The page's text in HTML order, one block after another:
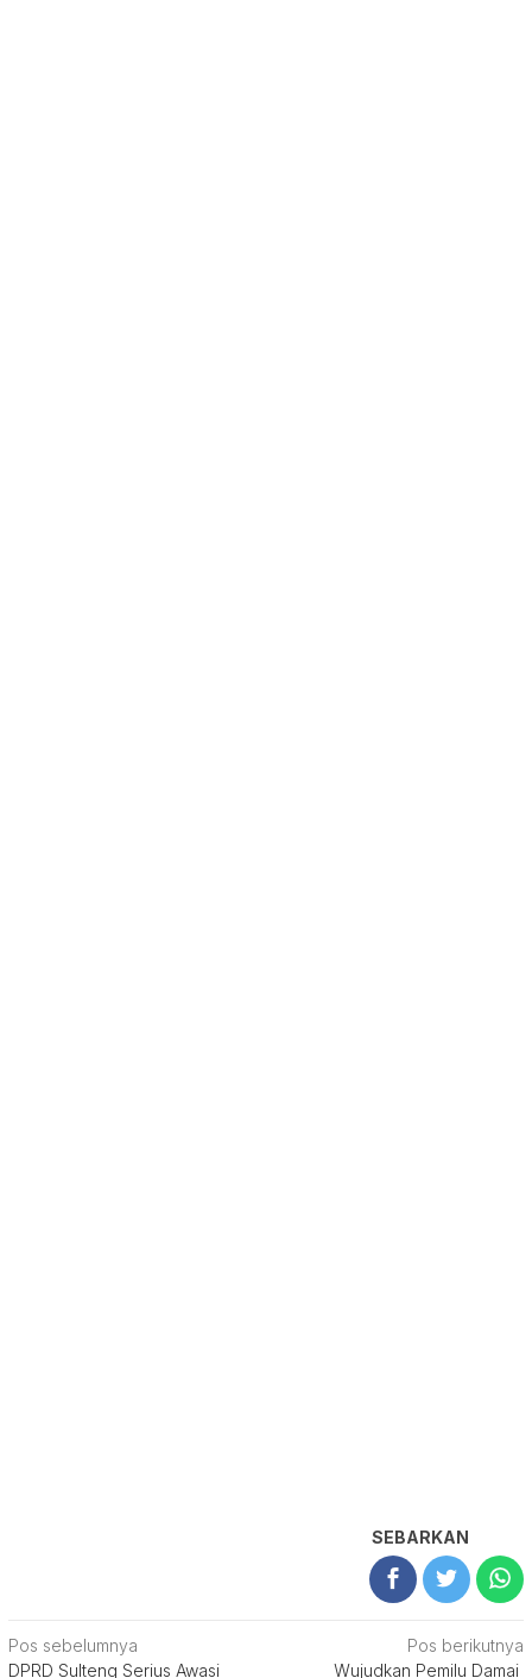
SEBARKAN
Navigasi
Pos sebelumnya
DPRD Sulteng Serius Awasi
Pos berikutnya
Wujudkan Pemilu Damai